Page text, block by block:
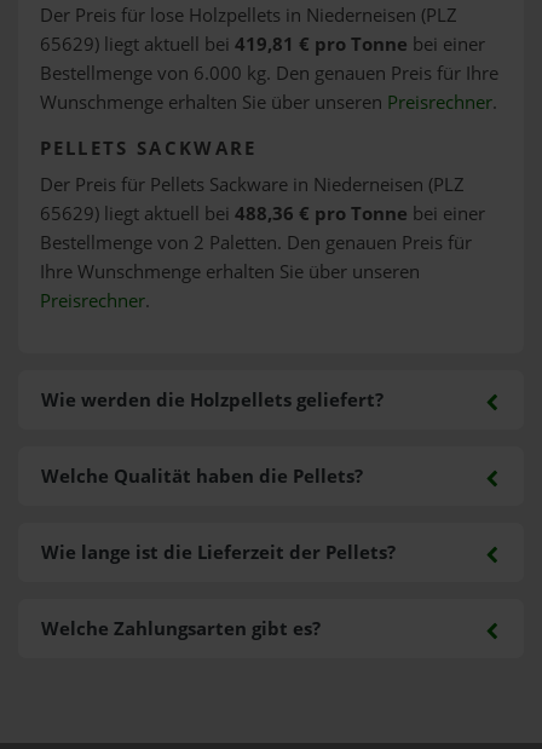
Der Preis für lose Holzpellets in Niederneisen (PLZ
65629) liegt aktuell bei 419,81 € pro Tonne bei einer
Bestellmenge von 6.000 kg. Den genauen Preis für Ihre
Wunschmenge erhalten Sie über unseren Preisrechner.
PELLETS SACKWARE
Der Preis für Pellets Sackware in Niederneisen (PLZ
65629) liegt aktuell bei 488,36 € pro Tonne bei einer
Bestellmenge von 2 Paletten. Den genauen Preis für
Ihre Wunschmenge erhalten Sie über unseren
Preisrechner.
Wie werden die Holzpellets geliefert?
Welche Zahlungsarten gibt es?
Welche Qualität haben die Pellets?
Wie lange ist die Lieferzeit der Pellets?